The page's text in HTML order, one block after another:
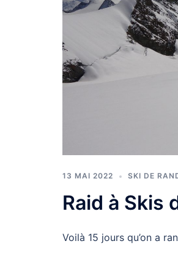
13 MAI 2022 SKI DE
Raid à Skis
Voilà 15 jours qu’on a